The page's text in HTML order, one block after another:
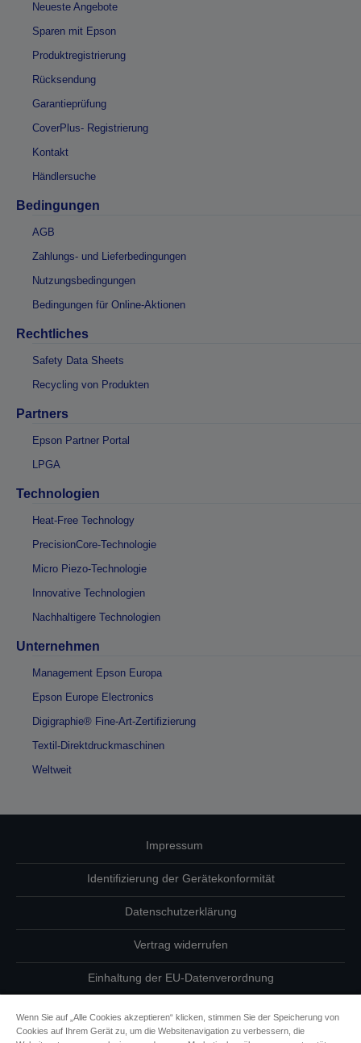
Neueste Angebote
Sparen mit Epson
Produktregistrierung
Rücksendung
Garantieprüfung
CoverPlus- Registrierung
Kontakt
Händlersuche
Bedingungen
AGB
Zahlungs- und Lieferbedingungen
Nutzungsbedingungen
Bedingungen für Online-Aktionen
Rechtliches
Safety Data Sheets
Recycling von Produkten
Partners
Epson Partner Portal
LPGA
Technologien
Heat-Free Technology
PrecisionCore-Technologie
Micro Piezo-Technologie
Innovative Technologien
Nachhaltigere Technologien
Unternehmen
Management Epson Europa
Epson Europe Electronics
Digigraphie® Fine-Art-Zertifizierung
Textil-Direktdruckmaschinen
Weltweit
Impressum
Identifizierung der Gerätekonformität
Datenschutzerklärung
Vertrag widerrufen
Einhaltung der EU-Datenverordnung
Wenn Sie auf „Alle Cookies akzeptieren“ klicken, stimmen Sie der Speicherung von
Cookies auf Ihrem Gerät zu, um die Websitenavigation zu verbessern, die